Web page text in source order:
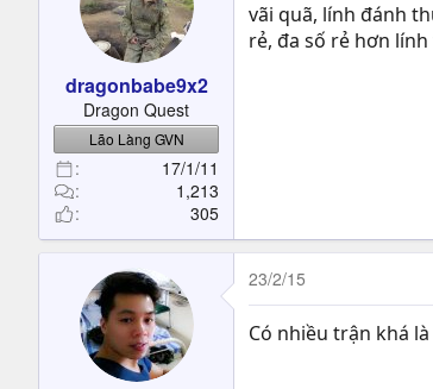
dragonbabe9x2
Dragon Quest
Lão Làng GVN
17/1/11
1,213
305
vãi quã, lính đánh
rẻ, đa số rẻ hơn
23/2/15
Có nhiều trận khá